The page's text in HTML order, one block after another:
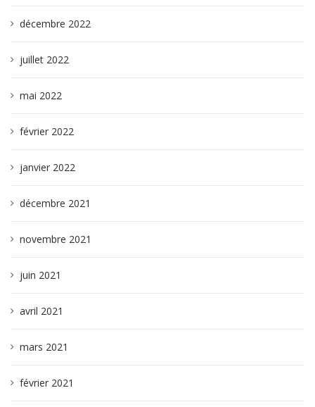
décembre 2022
juillet 2022
mai 2022
février 2022
janvier 2022
décembre 2021
novembre 2021
juin 2021
avril 2021
mars 2021
février 2021